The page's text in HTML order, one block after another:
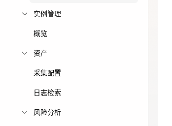
实例管理
概览
资产
采集配置
日志检索
风险分析